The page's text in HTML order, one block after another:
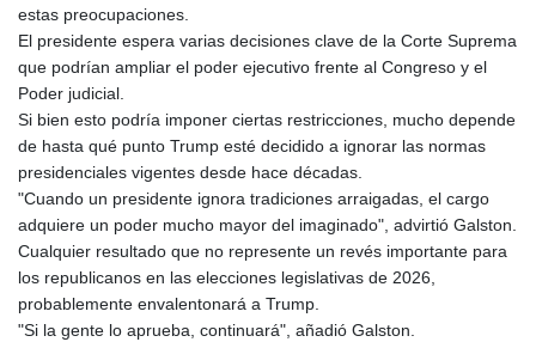
PAB 1.155353
PEN 3.912853
PHP 70.259509
PKR 320.758912
PLN 4.298432
PYG
6870.070656
QAR 4.22358
RON 5.250745
RSD 117.339569
RUB 95.236935
estas preocupaciones.
El presidente espera varias decisiones clave de la Corte Suprema
que podrían ampliar el poder ejecutivo frente al Congreso y el
Poder judicial.
Si bien esto podría imponer ciertas restricciones, mucho depende
de hasta qué punto Trump esté decidido a ignorar las normas
presidenciales vigentes desde hace décadas.
"Cuando un presidente ignora tradiciones arraigadas, el cargo
adquiere un poder mucho mayor del imaginado", advirtió Galston.
Cualquier resultado que no represente un revés importante para
los republicanos en las elecciones legislativas de 2026,
probablemente envalentonará a Trump.
"Si la gente lo aprueba, continuará", añadió Galston.